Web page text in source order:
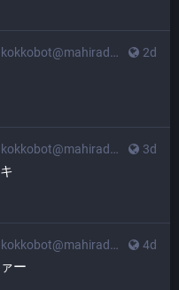
2d
kokkobot@mahiradon.com
3d
kokkobot@mahiradon.com
4d
kokkobot@mahiradon.com
ー